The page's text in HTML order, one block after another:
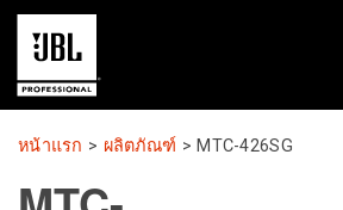
ผลิตภัณฑ์
กรณีศึกษา
หน้าแรก > ผลิตภัณฑ์ > MTC-426SG